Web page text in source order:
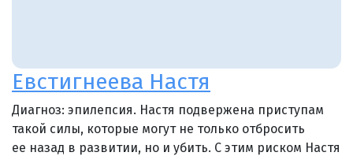
Евстигнеева Настя
Диагноз: эпилепсия. Настя подвержена приступам
такой силы, которые могут не только отбросить
ее назад в развитии, но и убить. С этим риском Настя